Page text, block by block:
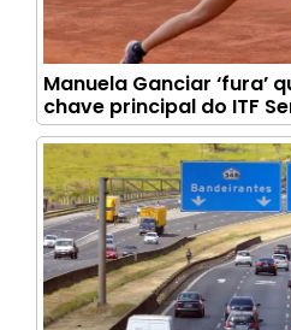
Manuela Ganciar ‘fura’
chave principal do ITF